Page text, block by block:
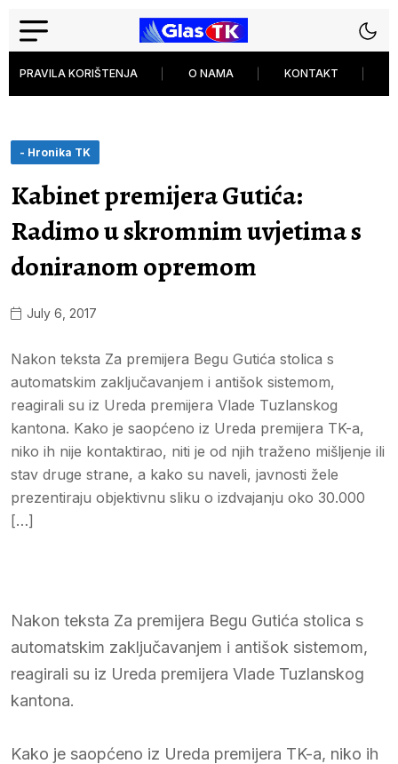
PRAVILA KORIŠTENJA O NAMA KONTAKT
- Hronika TK
Kabinet premijera Gutića:
Radimo u skromnim uvjetima s
doniranom opremom
July 6, 2017
Nakon teksta Za premijera Begu Gutića stolica s
automatskim zaključavanjem i antišok sistemom,
reagirali su iz Ureda premijera Vlade Tuzlanskog
kantona. Kako je saopćeno iz Ureda premijera TK-a,
niko ih nije kontaktirao, niti je od njih traženo mišljenje ili
stav druge strane, a kako su naveli, javnosti žele
prezentiraju objektivnu sliku o izdvajanju oko 30.000
[…]
Nakon teksta Za premijera Begu Gutića stolica s
automatskim zaključavanjem i antišok sistemom,
reagirali su iz Ureda premijera Vlade Tuzlanskog
kantona.
Kako je saopćeno iz Ureda premijera TK-a, niko ih